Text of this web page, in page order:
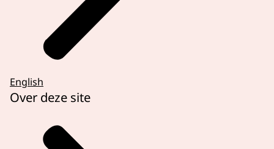
English
Over deze site